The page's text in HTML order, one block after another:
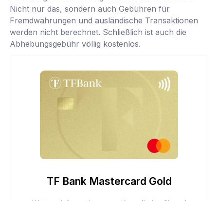
Nicht nur das, sondern auch Gebühren für
Fremdwährungen und ausländische Transaktionen
werden nicht berechnet. Schließlich ist auch die
Abhebungsgebühr völlig kostenlos.
TF Bank Mastercard Gold